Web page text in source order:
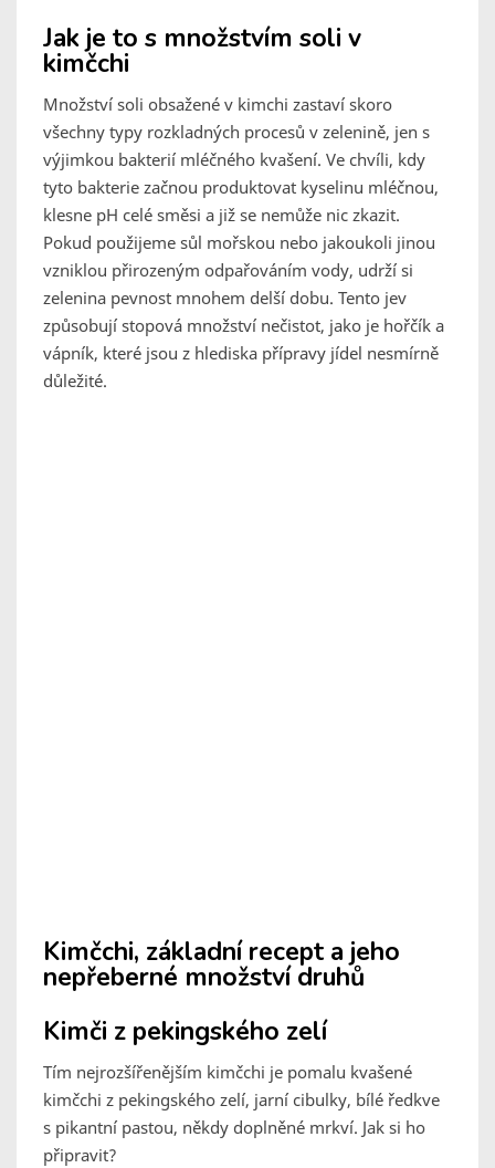
Jak je to s množstvím soli v
kimčchi
Množství soli obsažené v kimchi zastaví skoro
všechny typy rozkladných procesů v zelenině, jen s
výjimkou bakterií mléčného kvašení. Ve chvíli, kdy
tyto bakterie začnou produktovat kyselinu mléčnou,
klesne pH celé směsi a již se nemůže nic zkazit.
Pokud použijeme sůl mořskou nebo jakoukoli jinou
vzniklou přirozeným odpařováním vody, udrží si
zelenina pevnost mnohem delší dobu. Tento jev
způsobují stopová množství nečistot, jako je hořčík a
vápník, které jsou z hlediska přípravy jídel nesmírně
důležité.
Kimčchi, základní recept a jeho
nepřeberné množství druhů
Kimči z pekingského zelí
Tím nejrozšířenějším kimčchi je pomalu kvašené
kimčchi z pekingského zelí, jarní cibulky, bílé ředkve
s pikantní pastou, někdy doplněné mrkví. Jak si ho
připravit?